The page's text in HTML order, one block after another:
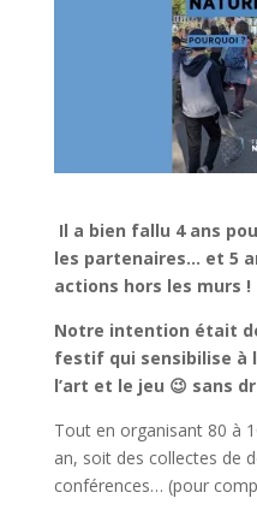
Il a bien fallu 4 ans
les partenaires… et 5
actions hors les murs !
Notre intention était
festif qui sensibilise à
l’art et le jeu 😉 sans
Tout en organisant 80 à
an, soit des collectes de
conférences… (pour